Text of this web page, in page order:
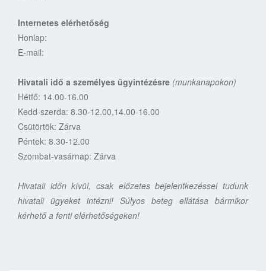
Internetes elérhetőség
Honlap:
E-mail:
Hivatali idő a személyes ügyintézésre (munkanapokon)
Hétfő: 14.00-16.00
Kedd-szerda: 8.30-12.00,14.00-16.00
Csütörtök: Zárva
Péntek: 8.30-12.00
Szombat-vasárnap: Zárva
Hivatali időn kívül, csak előzetes bejelentkezéssel tudunk
hivatali ügyeket intézni! Súlyos beteg ellátása bármikor
kérhető a fenti elérhetőségeken!